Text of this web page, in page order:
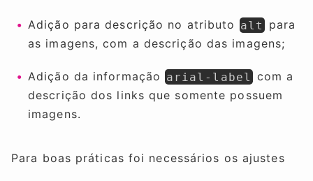
Adição para descrição no atributo alt
para
as imagens, com a descrição das imagens;
Adição da informaçãoarial-label com a
descrição dos links que somente possuem
imagens.
Para boas práticas foi necessários os ajustes